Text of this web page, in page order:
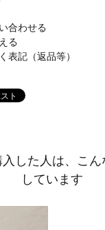
合わせる
る
表記（返品等）
した人は、こん
しています